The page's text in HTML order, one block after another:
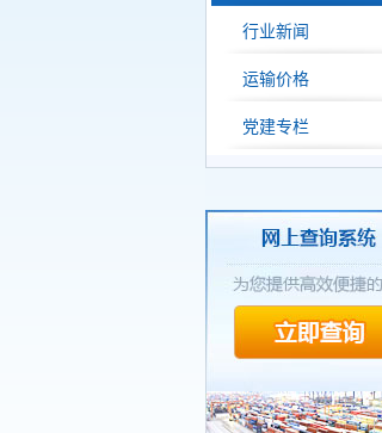
行业新闻
运输价格
党建专栏